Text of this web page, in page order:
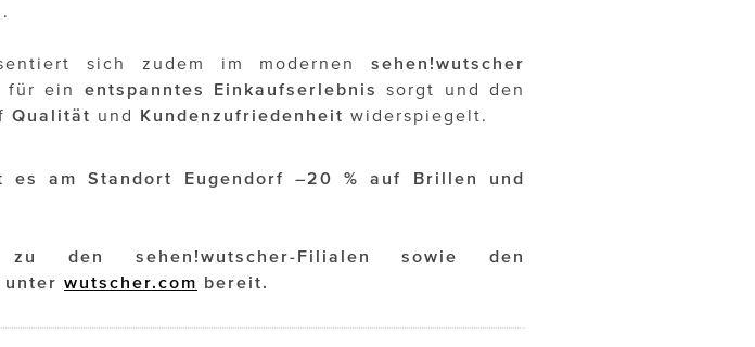
sich zudem im modernen sehen!wutscher
für ein entspanntes Einkaufserlebnis
sorgt und den
Qualität und Kundenzufriedenheit widerspiegelt.
es am Standort Eugendorf –20 % auf Brillen und
den sehen!wutscher-Filialen sowie den
unter wutscher.com bereit.